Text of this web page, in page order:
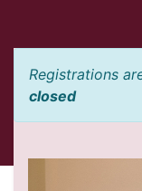
Registrations
closed